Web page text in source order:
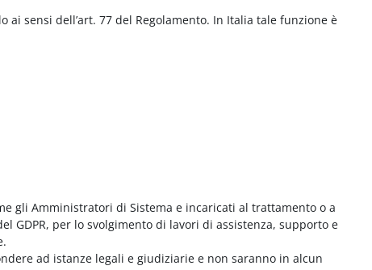
ai sensi dell’art. 77 del Regolamento. In Italia tale funzione è
gli Amministratori di Sistema e incaricati al trattamento o a
GDPR, per lo svolgimento di lavori di assistenza, supporto e
ad istanze legali e giudiziarie e non saranno in alcun